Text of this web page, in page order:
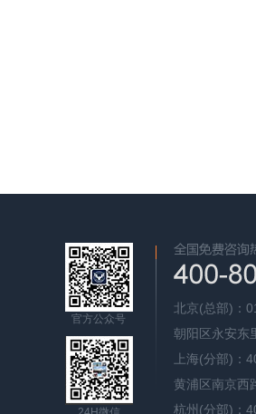
官方公众号
北京(总部)：
朝阳区永安东
上海(分部)：
黄浦区南京西
杭州(分部)：